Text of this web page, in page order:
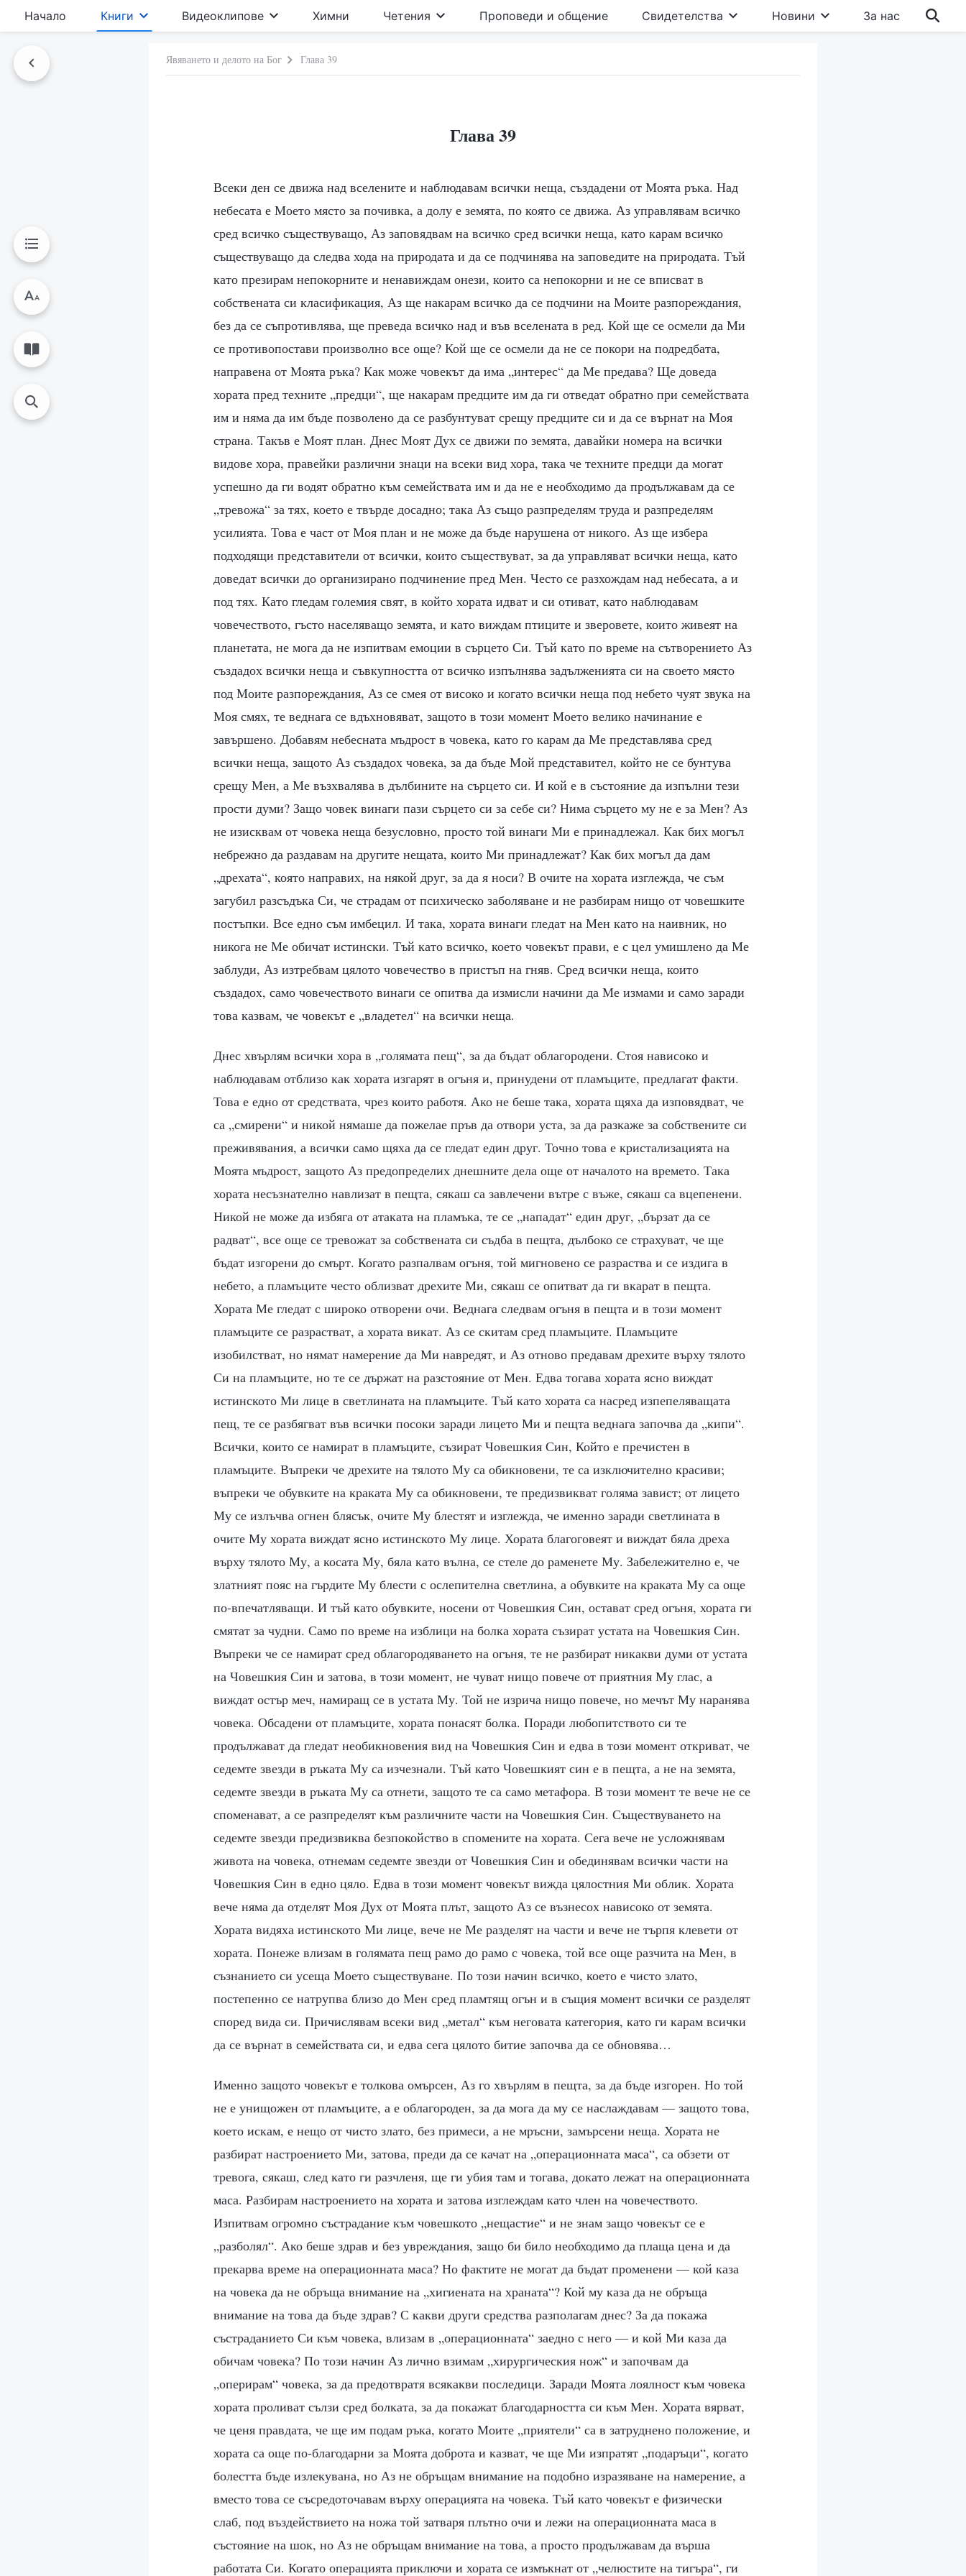
Начало Книги Видеоклипове Химни Четения Проповеди и общение Свидетелства Новини За нас
Явяването и делото на Бог Глава 39
Глава 39
Всеки ден се движа над вселените и наблюдавам всички неща, създадени от Моята ръка. Над
небесата е Моето място за почивка, а долу е земята, по която се движа. Аз управлявам всичко
сред всичко съществуващо, Аз заповядвам на всичко сред всички неща, като карам всичко
съществуващо да следва хода на природата и да се подчинява на заповедите на природата. Тъй
като презирам непокорните и ненавиждам онези, които са непокорни и не се вписват в
собствената си класификация, Аз ще накарам всичко да се подчини на Моите разпореждания,
без да се съпротивлява, ще преведа всичко над и във вселената в ред. Кой ще се осмели да Ми
се противопостави произволно все още? Кой ще се осмели да не се покори на подредбата,
направена от Моята ръка? Как може човекът да има „интерес“ да Ме предава? Ще доведа
хората пред техните „предци“, ще накарам предците им да ги отведат обратно при семействата
им и няма да им бъде позволено да се разбунтуват срещу предците си и да се върнат на Моя
страна. Такъв е Моят план. Днес Моят Дух се движи по земята, давайки номера на всички
видове хора, правейки различни знаци на всеки вид хора, така че техните предци да могат
успешно да ги водят обратно към семействата им и да не е необходимо да продължавам да се
„тревожа“ за тях, което е твърде досадно; така Аз също разпределям труда и разпределям
усилията. Това е част от Моя план и не може да бъде нарушена от никого. Аз ще избера
подходящи представители от всички, които съществуват, за да управляват всички неща, като
доведат всички до организирано подчинение пред Мен. Често се разхождам над небесата, а и
под тях. Като гледам големия свят, в който хората идват и си отиват, като наблюдавам
човечеството, гъсто населяващо земята, и като виждам птиците и зверовете, които живеят на
планетата, не мога да не изпитвам емоции в сърцето Си. Тъй като по време на сътворението Аз
създадох всички неща и съвкупността от всичко изпълнява задълженията си на своето място
под Моите разпореждания, Аз се смея от високо и когато всички неща под небето чуят звука на
Моя смях, те веднага се вдъхновяват, защото в този момент Моето велико начинание е
завършено. Добавям небесната мъдрост в човека, като го карам да Ме представлява сред
всички неща, защото Аз създадох човека, за да бъде Мой представител, който не се бунтува
срещу Мен, а Ме възхвалява в дълбините на сърцето си. И кой е в състояние да изпълни тези
прости думи? Защо човек винаги пази сърцето си за себе си? Нима сърцето му не е за Мен? Аз
не изисквам от човека неща безусловно, просто той винаги Ми е принадлежал. Как бих могъл
небрежно да раздавам на другите нещата, които Ми принадлежат? Как бих могъл да дам
„дрехата“, която направих, на някой друг, за да я носи? В очите на хората изглежда, че съм
загубил разсъдъка Си, че страдам от психическо заболяване и не разбирам нищо от човешките
постъпки. Все едно съм имбецил. И така, хората винаги гледат на Мен като на наивник, но
никога не Ме обичат истински. Тъй като всичко, което човекът прави, е с цел умишлено да Ме
заблуди, Аз изтребвам цялото човечество в пристъп на гняв. Сред всички неща, които
създадох, само човечеството винаги се опитва да измисли начини да Ме измами и само заради
това казвам, че човекът е „владетел“ на всички неща.
Днес хвърлям всички хора в „голямата пещ“, за да бъдат облагородени. Стоя нависоко и
наблюдавам отблизо как хората изгарят в огъня и, принудени от пламъците, предлагат факти.
Това е едно от средствата, чрез които работя. Ако не беше така, хората щяха да изповядват, че
са „смирени“ и никой нямаше да пожелае пръв да отвори уста, за да разкаже за собствените си
преживявания, а всички само щяха да се гледат един друг. Точно това е кристализацията на
Моята мъдрост, защото Аз предопределих днешните дела още от началото на времето. Така
хората несъзнателно навлизат в пещта, сякаш са завлечени вътре с въже, сякаш са вцепенени.
Никой не може да избяга от атаката на пламъка, те се „нападат“ един друг, „бързат да се
радват“, все още се тревожат за собствената си съдба в пещта, дълбоко се страхуват, че ще
бъдат изгорени до смърт. Когато разпалвам огъня, той мигновено се разраства и се издига в
небето, а пламъците често облизват дрехите Ми, сякаш се опитват да ги вкарат в пещта.
Хората Ме гледат с широко отворени очи. Веднага следвам огъня в пещта и в този момент
пламъците се разрастват, а хората викат. Аз се скитам сред пламъците. Пламъците
изобилстват, но нямат намерение да Ми навредят, и Аз отново предавам дрехите върху тялото
Си на пламъците, но те се държат на разстояние от Мен. Едва тогава хората ясно виждат
истинското Ми лице в светлината на пламъците. Тъй като хората са насред изпепеляващата
пещ, те се разбягват във всички посоки заради лицето Ми и пещта веднага започва да „кипи“.
Всички, които се намират в пламъците, съзират Човешкия Син, Който е пречистен в
пламъците. Въпреки че дрехите на тялото Му са обикновени, те са изключително красиви;
въпреки че обувките на краката Му са обикновени, те предизвикват голяма завист; от лицето
Му се излъчва огнен блясък, очите Му блестят и изглежда, че именно заради светлината в
очите Му хората виждат ясно истинското Му лице. Хората благоговеят и виждат бяла дреха
върху тялото Му, а косата Му, бяла като вълна, се стеле до раменете Му. Забележително е, че
златният пояс на гърдите Му блести с ослепителна светлина, а обувките на краката Му са още
по-впечатляващи. И тъй като обувките, носени от Човешкия Син, остават сред огъня, хората ги
смятат за чудни. Само по време на изблици на болка хората съзират устата на Човешкия Син.
Въпреки че се намират сред облагородяването на огъня, те не разбират никакви думи от устата
на Човешкия Син и затова, в този момент, не чуват нищо повече от приятния Му глас, а
виждат остър меч, намиращ се в устата Му. Той не изрича нищо повече, но мечът Му наранява
човека. Обсадени от пламъците, хората понасят болка. Поради любопитството си те
продължават да гледат необикновения вид на Човешкия Син и едва в този момент откриват, че
седемте звезди в ръката Му са изчезнали. Тъй като Човешкият син е в пещта, а не на земята,
седемте звезди в ръката Му са отнети, защото те са само метафора. В този момент те вече не се
споменават, а се разпределят към различните части на Човешкия Син. Съществуването на
седемте звезди предизвиква безпокойство в спомените на хората. Сега вече не усложнявам
живота на човека, отнемам седемте звезди от Човешкия Син и обединявам всички части на
Човешкия Син в едно цяло. Едва в този момент човекът вижда цялостния Ми облик. Хората
вече няма да отделят Моя Дух от Моята плът, защото Аз се възнесох нависоко от земята.
Хората видяха истинското Ми лице, вече не Ме разделят на части и вече не търпя клевети от
хората. Понеже влизам в голямата пещ рамо до рамо с човека, той все още разчита на Мен, в
съзнанието си усеща Моето съществуване. По този начин всичко, което е чисто злато,
постепенно се натрупва близо до Мен сред пламтящ огън и в същия момент всички се разделят
според вида си. Причислявам всеки вид „метал“ към неговата категория, като ги карам всички
да се върнат в семействата си, и едва сега цялото битие започва да се обновява…
Именно защото човекът е толкова омърсен, Аз го хвърлям в пещта, за да бъде изгорен. Но той
не е унищожен от пламъците, а е облагороден, за да мога да му се наслаждавам — защото това,
което искам, е нещо от чисто злато, без примеси, а не мръсни, замърсени неща. Хората не
разбират настроението Ми, затова, преди да се качат на „операционната маса“, са обзети от
тревога, сякаш, след като ги разчленя, ще ги убия там и тогава, докато лежат на операционната
маса. Разбирам настроението на хората и затова изглеждам като член на човечеството.
Изпитвам огромно състрадание към човешкото „нещастие“ и не знам защо човекът се е
„разболял“. Ако беше здрав и без увреждания, защо би било необходимо да плаща цена и да
прекарва време на операционната маса? Но фактите не могат да бъдат променени — кой каза
на човека да не обръща внимание на „хигиената на храната“? Кой му каза да не обръща
внимание на това да бъде здрав? С какви други средства разполагам днес? За да покажа
състраданието Си към човека, влизам в „операционната“ заедно с него — и кой Ми каза да
обичам човека? По този начин Аз лично взимам „хирургическия нож“ и започвам да
„оперирам“ човека, за да предотвратя всякакви последици. Заради Моята лоялност към човека
хората проливат сълзи сред болката, за да покажат благодарността си към Мен. Хората вярват,
че ценя правдата, че ще им подам ръка, когато Моите „приятели“ са в затруднено положение, и
хората са още по-благодарни за Моята доброта и казват, че ще Ми изпратят „подаръци“, когато
болестта бъде излекувана, но Аз не обръщам внимание на подобно изразяване на намерение, а
вместо това се съсредоточавам върху операцията на човека. Тъй като човекът е физически
слаб, под въздействието на ножа той затваря плътно очи и лежи на операционната маса в
състояние на шок, но Аз не обръщам внимание на това, а просто продължавам да върша
работата Си. Когато операцията приключи и хората се измъкнат от „челюстите на тигъра“, ги